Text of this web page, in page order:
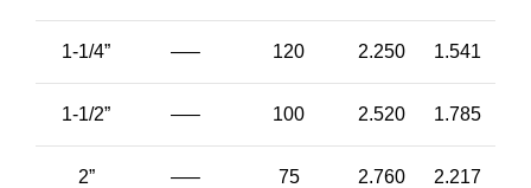
1-1/4” —– 120 2.250 1.541
1-1/2” —– 100 2.520 1.785
2” —– 75 2.760 2.217